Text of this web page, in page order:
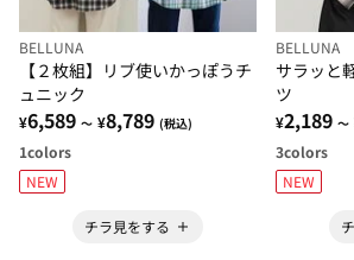
BELLUNA
【２枚組】リブ使いかっぽうチ
ュニック
¥6,589 ～ ¥8,789 (税込)
1colors
NEW
チラ見をする
BELLUNA
サラッと
ツ
¥2,189 ～
3colors
NEW